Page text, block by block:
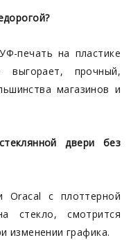
печать на пластике
прочный,
магазинов и
двери без
Oracal с плоттерной
стекло, смотрится
изменении графика.